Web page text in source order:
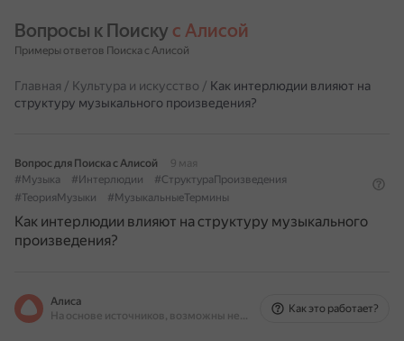
Вопросы к Поиску с Алисой
Примеры ответов Поиска с Алисой
Главная / Культура и искусство / Как интерлюдии влияют на
структуру музыкального произведения?
Вопрос для Поиска с Алисой
9 мая
#Музыка
#Интерлюдии
#СтруктураПроизведения
#ТеорияМузыки
#МузыкальныеТермины
Как интерлюдии влияют на структуру музыкального
произведения?
Алиса
На основе источников, возможны неточности
Как это работает?